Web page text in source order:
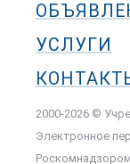
УСЛУГИ
2000-2026 ©
Электронное